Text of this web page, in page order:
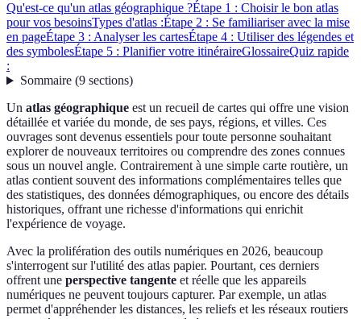
Qu'est-ce qu'un atlas géographique ?Étape 1 : Choisir le bon atlas
pour vos besoinsTypes d'atlas :Étape 2 : Se familiariser avec la mise
en pageÉtape 3 : Analyser les cartesÉtape 4 : Utiliser des légendes et
des symbolesÉtape 5 : Planifier votre itinéraireGlossaireQuiz rapide
:
Sommaire(9 sections)
Un atlas géographique est un recueil de cartes qui offre une vision
détaillée et variée du monde, de ses pays, régions, et villes. Ces
ouvrages sont devenus essentiels pour toute personne souhaitant
explorer de nouveaux territoires ou comprendre des zones connues
sous un nouvel angle. Contrairement à une simple carte routière, un
atlas contient souvent des informations complémentaires telles que
des statistiques, des données démographiques, ou encore des détails
historiques, offrant une richesse d'informations qui enrichit
l'expérience de voyage.
Avec la prolifération des outils numériques en 2026, beaucoup
s'interrogent sur l'utilité des atlas papier. Pourtant, ces derniers
offrent une perspective tangente et réelle que les appareils
numériques ne peuvent toujours capturer. Par exemple, un atlas
permet d'appréhender les distances, les reliefs et les réseaux routiers